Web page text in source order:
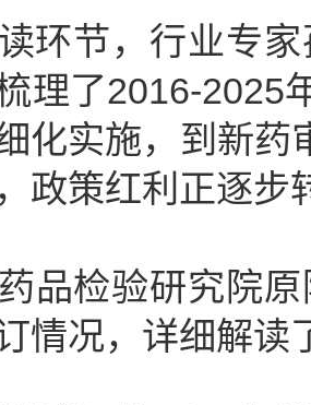
环节，行业专
理了2016-2025
化实施，到新药
政策红利正逐步
品检验研究院
情况，详细解读